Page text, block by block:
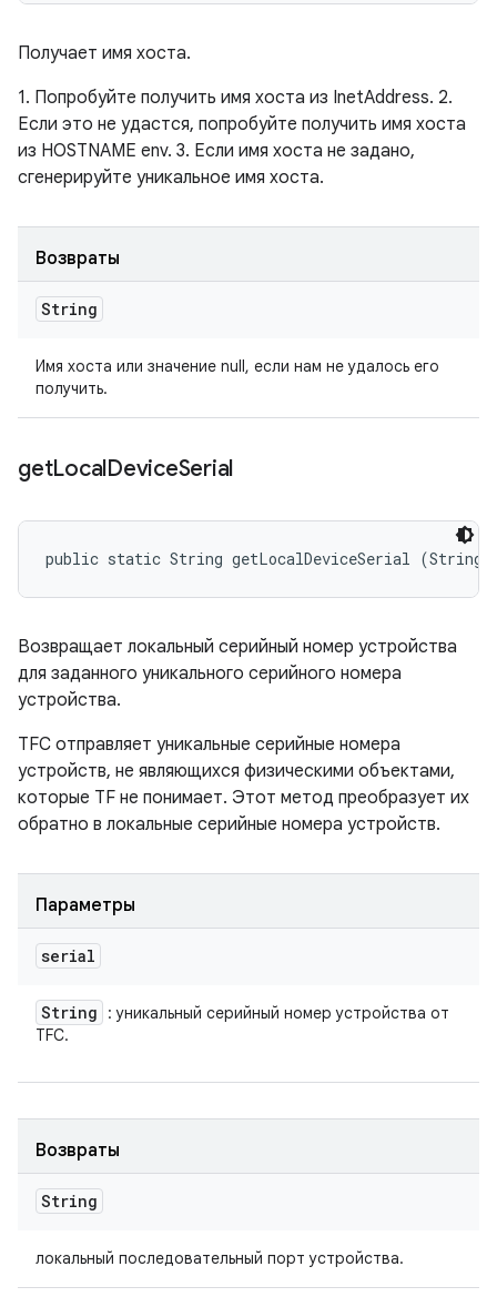
Получает имя хоста.
1. Попробуйте получить имя хоста из InetAddress. 2.
Если это не удастся, попробуйте получить имя хоста
из HOSTNAME env. 3. Если имя хоста не задано,
сгенерируйте уникальное имя хоста.
Возвраты
String
Имя хоста или значение null, если нам не удалось его
получить.
getLocalDeviceSerial
public static String getLocalDeviceSerial (String
Возвращает локальный серийный номер устройства
для заданного уникального серийного номера
устройства.
TFC отправляет уникальные серийные номера
устройств, не являющихся физическими объектами,
которые TF не понимает. Этот метод преобразует их
обратно в локальные серийные номера устройств.
Параметры
serial
String
: уникальный серийный номер устройства от
TFC.
Возвраты
String
локальный последовательный порт устройства.